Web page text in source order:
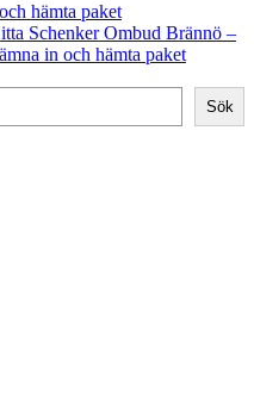
hämta paket
Schenker Ombud Brännö –
in och hämta paket
Sök